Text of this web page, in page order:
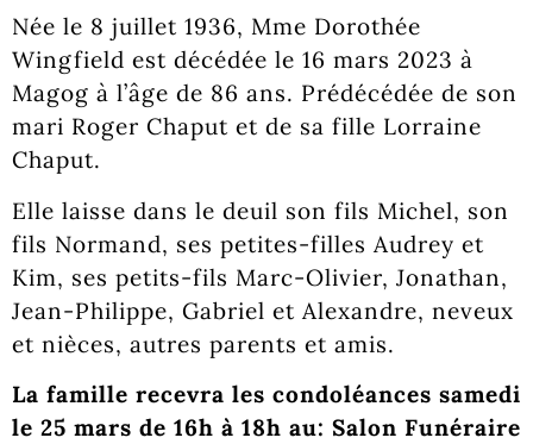
Née le 8 juillet 1936, Mme Dorothée
Wingfield est décédée le 16 mars 2023 à
Magog à l’âge de 86 ans. Prédécédée de son
mari Roger Chaput et de sa fille Lorraine
Chaput.
Elle laisse dans le deuil son fils Michel, son
fils Normand, ses petites-filles Audrey et
Kim, ses petits-fils Marc-Olivier, Jonathan,
Jean-Philippe, Gabriel et Alexandre, neveux
et nièces, autres parents et amis.
La famille recevra les condoléances samedi
le 25 mars de 16h à 18h au: Salon Funéraire